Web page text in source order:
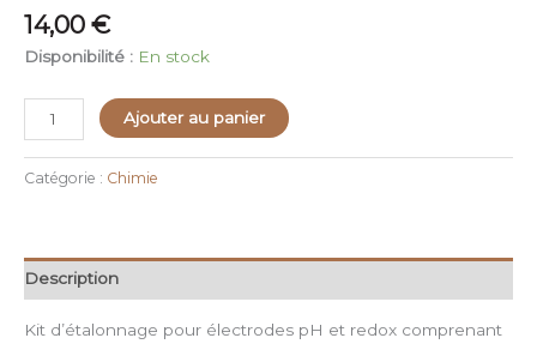
14,00 €
Disponibilité : En stock
Ajouter au panier
Catégorie : Chimie
Description
Kit d’étalonnage pour électrodes pH et redox comprenant